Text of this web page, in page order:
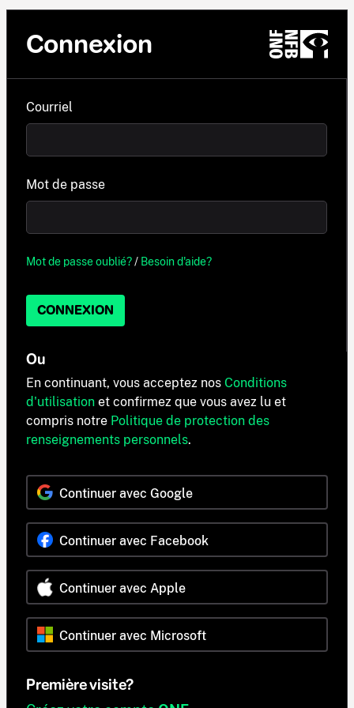
Connexion
Courriel
Mot de passe
Mot de passe oublié?/ Besoin d'aide?
CONNEXION
Ou
En continuant, vous acceptez nos Conditions
d'utilisation et confirmez que vous avez lu et
compris notre Politique de protection des
renseignements personnels.
Continuer avec Google
Continuer avec Facebook
Continuer avec Apple
Continuer avec Microsoft
Première visite?